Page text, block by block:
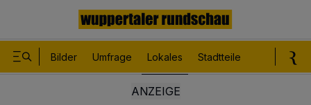
Bilder Umfrage Lokales Stadtteile